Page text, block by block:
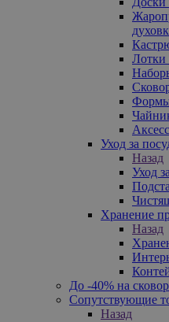
Лотки
Уход за
Назад
Уход
Хранение
Назад
До -40% на
Сопутствующие
Назад